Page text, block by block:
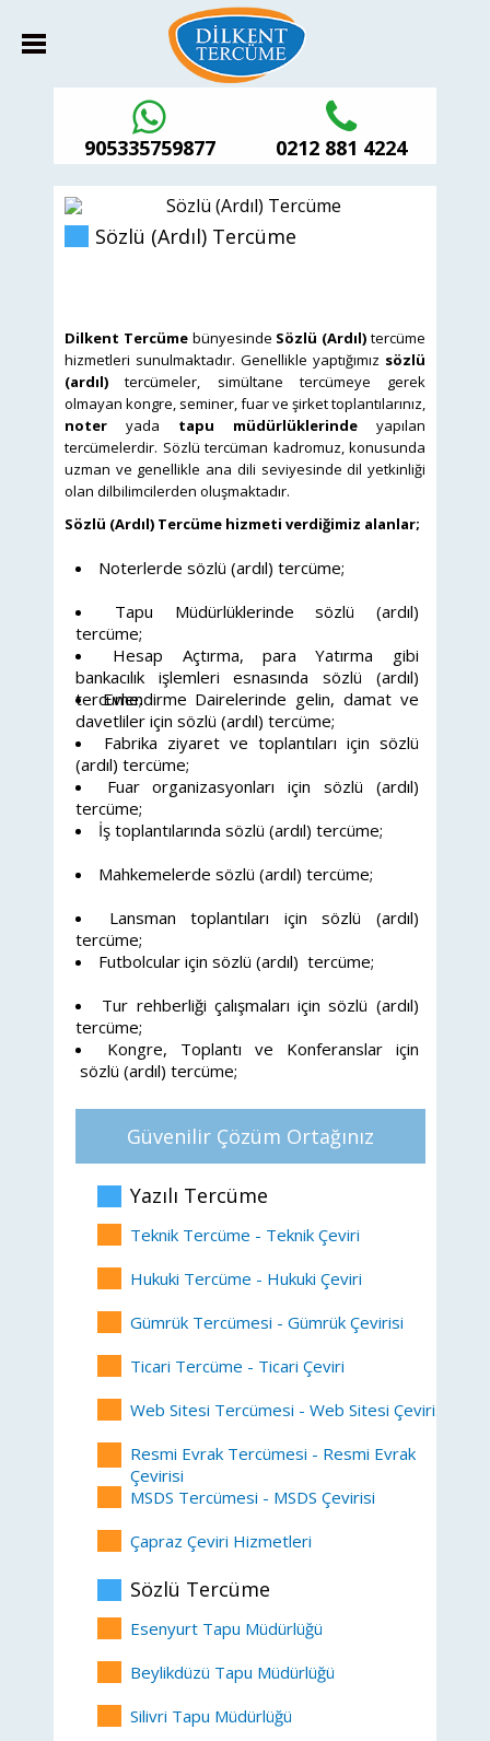
905335759877 0212 881 4224
Sözlü (Ardıl) Tercüme
Dilkent Tercümebünyesinde Sözlü (Ardıl) tercüme
hizmetleri sunulmaktadır. Genellikle yaptığımız sözlü
(ardıl) tercümeler, simültane tercümeye gerek
olmayan kongre, seminer, fuar ve şirket toplantılarınız,
noter yada tapu müdürlüklerinde yapılan
tercümelerdir. Sözlü tercüman kadromuz, konusunda
uzman ve genellikle ana dili seviyesinde dil yetkinliği
olan dilbilimcilerden oluşmaktadır.
Sözlü (Ardıl) Tercüme hizmeti verdiğimiz alanlar;
Noterlerde sözlü (ardıl) tercüme;
Tapu Müdürlüklerinde sözlü (ardıl)
tercüme;
Hesap Açtırma, para Yatırma gibi
bankacılık işlemleri esnasında sözlü (ardıl)
tercüme;
Evlendirme Dairelerinde gelin, damat ve
davetliler için sözlü (ardıl) tercüme;
Fabrika ziyaret ve toplantıları için sözlü
(ardıl) tercüme;
Fuar organizasyonları için sözlü (ardıl)
tercüme;
İş toplantılarında sözlü (ardıl) tercüme;
Mahkemelerde sözlü (ardıl) tercüme;
Lansman toplantıları için sözlü (ardıl)
tercüme;
Futbolcular için sözlü (ardıl) tercüme;
Tur rehberliği çalışmaları için sözlü (ardıl)
tercüme;
Kongre, Toplantı ve Konferanslar için
sözlü (ardıl) tercüme;
Güvenilir Çözüm Ortağınız
Yazılı Tercüme
Teknik Tercüme - Teknik Çeviri
Hukuki Tercüme - Hukuki Çeviri
Gümrük Tercümesi - Gümrük Çevirisi
Ticari Tercüme - Ticari Çeviri
Web Sitesi Tercümesi - Web Sitesi Çevirisi
Resmi Evrak Tercümesi - Resmi Evrak
Çevirisi
MSDS Tercümesi - MSDS Çevirisi
Çapraz Çeviri Hizmetleri
Sözlü Tercüme
Esenyurt Tapu Müdürlüğü
Beylikdüzü Tapu Müdürlüğü
Silivri Tapu Müdürlüğü